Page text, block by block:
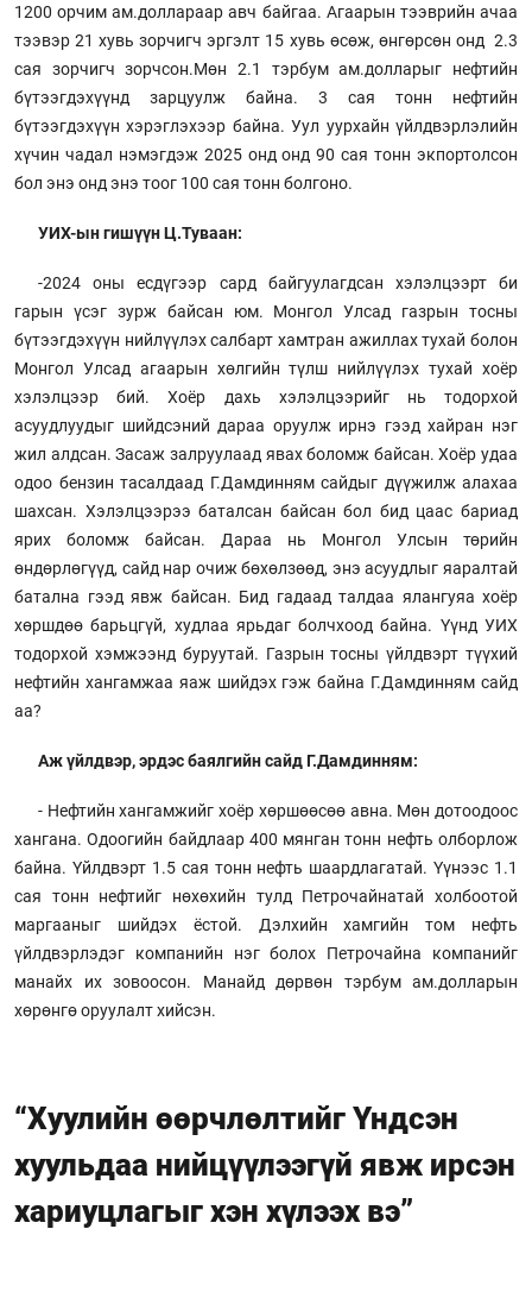
1200 орчим ам.доллараар авч байгаа. Агаарын тээврийн ачаа
тээвэр 21 хувь зорчигч эргэлт 15 хувь өсөж, өнгөрсөн онд 2.3
сая зорчигч зорчсон.Мөн 2.1 тэрбум ам.долларыг нефтийн
бүтээгдэхүүнд зарцуулж байна. 3 сая тонн нефтийн
бүтээгдэхүүн хэрэглэхээр байна. Уул уурхайн үйлдвэрлэлийн
хүчин чадал нэмэгдэж 2025 онд онд 90 сая тонн экпортолсон
бол энэ онд энэ тоог 100 сая тонн болгоно.
УИХ-ын гишүүн Ц.Туваан:
-2024 оны есдүгээр сард байгуулагдсан хэлэлцээрт би
гарын үсэг зурж байсан юм. Монгол Улсад газрын тосны
бүтээгдэхүүн нийлүүлэх салбарт хамтран ажиллах тухай болон
Монгол Улсад агаарын хөлгийн түлш нийлүүлэх тухай хоёр
хэлэлцээр бий. Хоёр дахь хэлэлцээрийг нь тодорхой
асуудлуудыг шийдсэний дараа оруулж ирнэ гээд хайран нэг
жил алдсан. Засаж залруулаад явах боломж байсан. Хоёр удаа
одоо бензин тасалдаад Г.Дамдинням сайдыг дүүжилж алахаа
шахсан. Хэлэлцээрээ баталсан байсан бол бид цаас бариад
ярих боломж байсан. Дараа нь Монгол Улсын төрийн
өндөрлөгүүд, сайд нар очиж бөхөлзөөд, энэ асуудлыг яаралтай
батална гээд явж байсан. Бид гадаад талдаа ялангуяа хоёр
хөршдөө барьцгүй, худлаа ярьдаг болчхоод байна. Үүнд УИХ
тодорхой хэмжээнд буруутай. Газрын тосны үйлдвэрт түүхий
нефтийн хангамжаа яаж шийдэх гэж байна Г.Дамдинням сайд
аа?
Аж үйлдвэр, эрдэс баялгийн сайд Г.Дамдинням:
- Нефтийн хангамжийг хоёр хөршөөсөө авна. Мөн дотоодоос
хангана. Одоогийн байдлаар 400 мянган тонн нефть олборлож
байна. Үйлдвэрт 1.5 сая тонн нефть шаардлагатай. Үүнээс 1.1
сая тонн нефтийг нөхөхийн тулд Петрочайнатай холбоотой
маргааныг шийдэх ёстой. Дэлхийн хамгийн том нефть
үйлдвэрлэдэг компанийн нэг болох Петрочайна компанийг
манайх их зовоосон. Манайд дөрвөн тэрбум ам.долларын
хөрөнгө оруулалт хийсэн.
“Хуулийн өөрчлөлтийг Үндсэн
хуульдаа нийцүүлээгүй явж ирсэн
хариуцлагыг хэн хүлээх вэ”